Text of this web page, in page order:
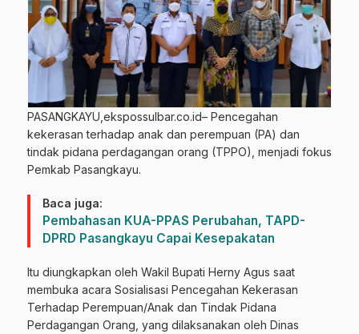
PASANGKAYU,ekspossulbar.co.id– Pencegahan
kekerasan terhadap anak dan perempuan (PA) dan
tindak pidana perdagangan orang (TPPO), menjadi fokus
Pemkab Pasangkayu.
Baca juga:
Pembahasan KUA-PPAS Perubahan, TAPD-
DPRD Pasangkayu Capai Kesepakatan
Itu diungkapkan oleh Wakil Bupati Herny Agus saat
membuka acara Sosialisasi Pencegahan Kekerasan
Terhadap Perempuan/Anak dan Tindak Pidana
Perdagangan Orang, yang dilaksanakan oleh Dinas